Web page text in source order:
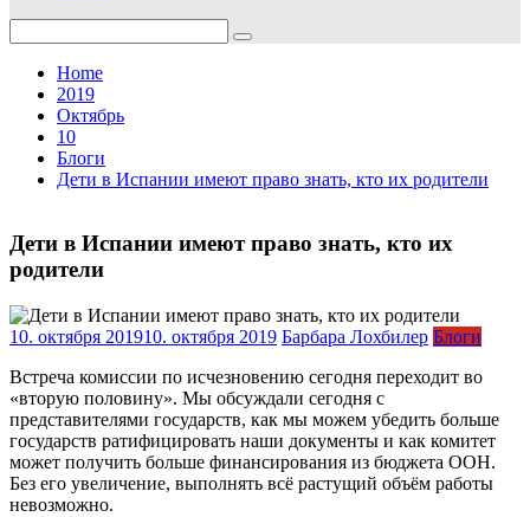
for:
Home
2019
Октябрь
10
Блоги
Дети в Испании имеют право знать, кто их родители
Дети в Испании имеют право знать, кто их
родители
10. октября 201910. октября 2019 Барбара Лохбилер Блоги
Встреча комиссии по исчезновению сегодня переходит во
«вторую половину». Мы обсуждали сегодня с
представителями государств, как мы можем убедить больше
государств ратифицировать наши документы и как комитет
может получить больше финансирования из бюджета ООН.
Без его увеличение, выполнять всё растущий объём работы
невозможно.